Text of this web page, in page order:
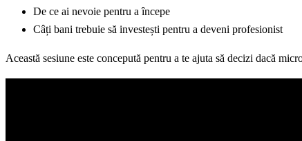
De ce ai nevoie pentru a începe
Câți bani trebuie să investești pentru a deveni profesionist
Această sesiune este concepută pentru a te ajuta să decizi dacă